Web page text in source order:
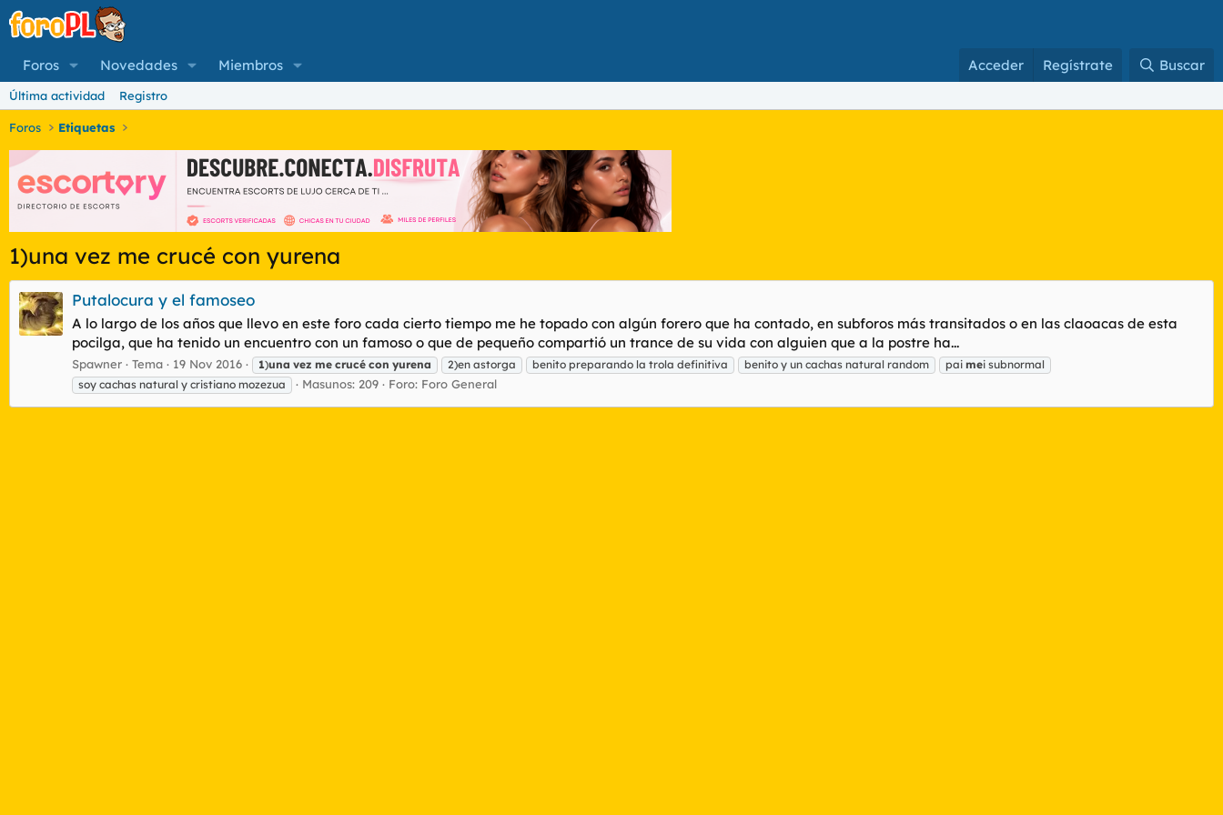
Foros Novedades Miembros Acceder Regístrate Buscar
Última actividad Registro
Foros Etiquetas
1)una vez me crucé con yurena
Putalocura y el famoseo
A lo largo de los años que llevo en este foro cada cierto tiempo me he topado con algún forero que ha contado, en subforos más transitados o en las claoacas de esta
pocilga, que ha tenido un encuentro con un famoso o que de pequeño compartió un trance de su vida con alguien que a la postre ha...
Spawner Tema 19 Nov 2016 1)una vez me crucé con yurena 2)en astorga benito preparando la trola definitiva benito y un cachas natural random pai mei subnormal
soy cachas natural y cristiano mozezua
Masunos: 209 Foro: Foro General